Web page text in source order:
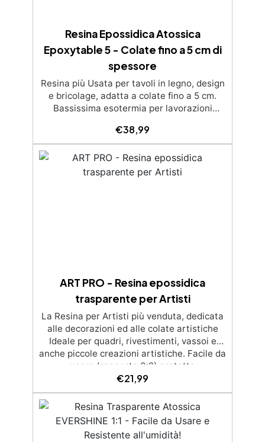
Resina Epossidica Atossica
Epoxytable 5 - Colate fino a 5 cm di
spessore
Resina più Usata per tavoli in legno, design
e bricolage, adatta a colate fino a 5 cm.
Bassissima esotermia per lavorazioni
a graffi e ingiallimento grazie ai filtri UV e
all'alta qualità meccanica. Bassa viscosità
per eliminare bolle d'aria e ottenere finiture
lisce. Sicura, atossica, BPA/VOC free e
€38,99
ART PRO - Resina epossidica
trasparente per Artisti
La Resina per Artisti più venduta, dedicata
alle decorazioni ed alle colate artistiche
Ideale per quadri, rivestimenti, vassoi e
anche piccole creazioni artistiche. Facile da
usare (rapporto 3:2) protetta
dall’ingiallimento grazie agli speciali filtri
UV Formula densa : non cola via,
mantenendo i design precisi e puliti.
Indurisce in 12-24h garantendo una
superficie lucida e brillante
€21,99